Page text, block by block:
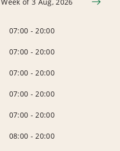
07:00 - 20:00
07:00 - 20:00
07:00 - 20:00
07:00 - 20:00
07:00 - 20:00
08:00 - 20:00